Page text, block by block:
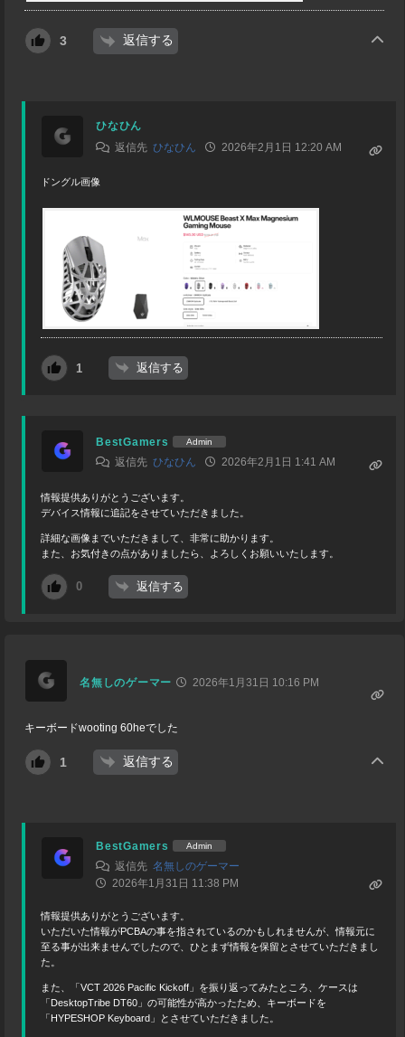
3 返信する
ひなひん
返信先ひなひん 2026年2月1日 12:20 AM
ドングル画像
1 返信する
BestGamers Admin
返信先ひなひん 2026年2月1日 1:41 AM
情報提供ありがとうございます。
デバイス情報に追記をさせていただきました。
詳細な画像までいただきまして、非常に助かります。
また、お気付きの点がありましたら、よろしくお願いいたします。
0 返信する
名無しのゲーマー 2026年1月31日 10:16 PM
キーボードwooting 60heでした
1 返信する
BestGamers Admin
返信先名無しのゲーマー
2026年1月31日 11:38 PM
情報提供ありがとうございます。
いただいた情報がPCBAの事を指されているのかもしれませんが、情報元に
至る事が出来ませんでしたので、ひとまず情報を保留とさせていただきまし
た。
また、「VCT 2026 Pacific Kickoff」を振り返ってみたところ、ケースは
「DesktopTribe DT60」の可能性が高かったため、キーボードを
「HYPESHOP Keyboard」とさせていただきました。